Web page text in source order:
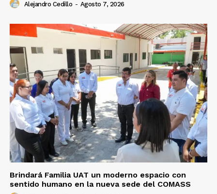
Alejandro Cedillo - Agosto 7, 2026
Brindará Familia UAT un moderno espacio con
sentido humano en la nueva sede del COMASS